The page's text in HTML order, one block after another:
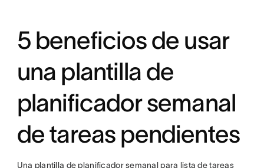
5 beneficios de usar
una plantilla de
planificador semanal
de tareas pendientes
Una plantilla de planificador semanal para lista de tareas